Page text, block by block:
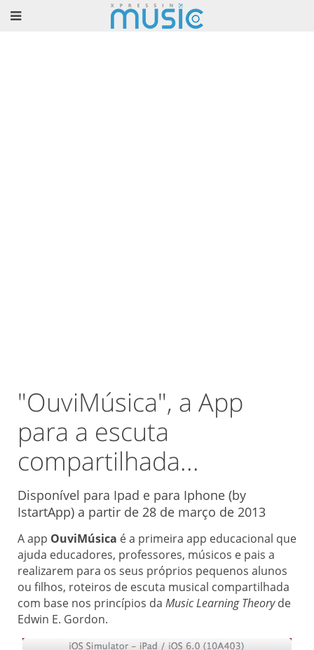
"OuviMúsica", a App
para a escuta
compartilhada...
Disponível para Ipad e para Iphone (by
IstartApp) a partir de 28 de março de 2013
A app OuviMúsica é a primeira app educacional que
ajuda educadores, professores, músicos e pais a
realizarem para os seus próprios pequenos alunos
ou filhos, roteiros de escuta musical compartilhada
com base nos princípios da Music Learning Theoryde
Edwin E. Gordon.